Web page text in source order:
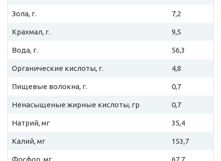
Зола, г. 7,2
Крахмал, г. 9,5
Вода, г. 56,3
Органические кислоты, г. 4,8
Пищевые волокна, г. 0,7
Ненасыщеные жирные кислоты, гр 0,7
Натрий, мг 35,4
Калий, мг 153,7
Фосфор, мг 67,7